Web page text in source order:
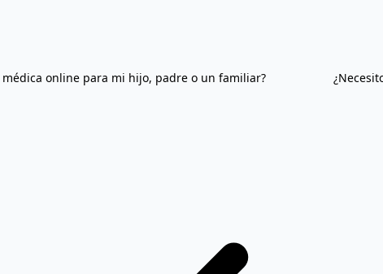
online para mi hijo, padre o un familiar?